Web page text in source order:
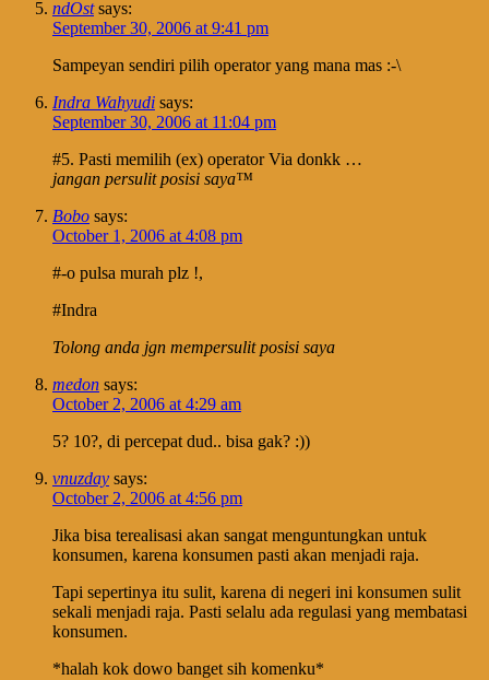
ndOst says:
September 30, 2006 at 9:41 pm
Sampeyan sendiri pilih operator yang mana mas :-\
Indra Wahyudi says:
September 30, 2006 at 11:04 pm
#5. Pasti memilih (ex) operator Via donkk …
jangan persulit posisi saya™
Bobo says:
October 1, 2006 at 4:08 pm
#-o pulsa murah plz !,
#Indra
Tolong anda jgn mempersulit posisi saya
medon says:
October 2, 2006 at 4:29 am
5? 10?, di percepat dud.. bisa gak? :))
vnuzday says:
October 2, 2006 at 4:56 pm
Jika bisa terealisasi akan sangat menguntungkan untuk
konsumen, karena konsumen pasti akan menjadi raja.
Tapi sepertinya itu sulit, karena di negeri ini konsumen sulit
sekali menjadi raja. Pasti selalu ada regulasi yang membatasi
konsumen.
*halah kok dowo banget sih komenku*